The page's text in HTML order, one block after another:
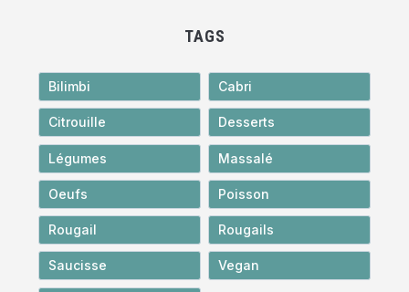
TAGS
Bilimbi Cabri
Citrouille Desserts
Légumes Massalé
Oeufs Poisson
Rougail Rougails
Saucisse Vegan